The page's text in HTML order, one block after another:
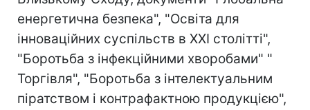
енергетична безпека", "Освіта для
інноваційних суспільств в XXI столітті",
"Боротьба з інфекційними хворобами" "
Торгівля", "Боротьба з інтелектуальним
піратством і контрафактною продукцією",